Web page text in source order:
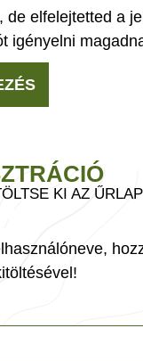
de elfelejtetted a
igényelni
KI AZ